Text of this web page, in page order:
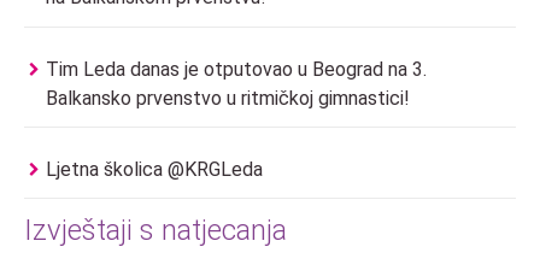
Tim Leda danas je otputovao u Beograd na 3.
Balkansko prvenstvo u ritmičkoj gimnastici!
Ljetna školica @KRGLeda
Izvještaji s natjecanja